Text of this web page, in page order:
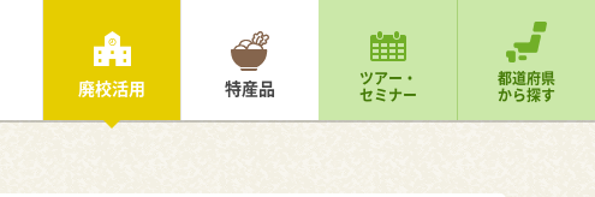
廃校活用 特産品 ツアー・
セミナー
都道府県
から探す